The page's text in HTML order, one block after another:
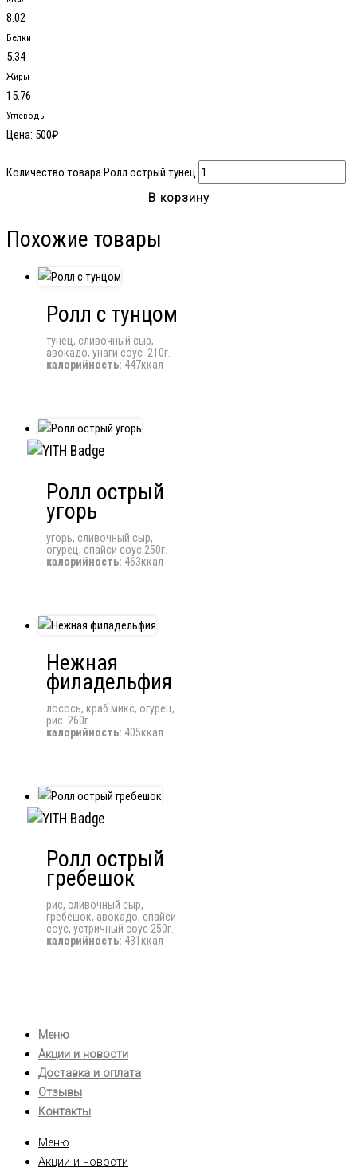
8.02
Белки
5.34
Жиры
15.76
Углеводы
Цена: 500₽
Количество товара Ролл острый тунец
В корзину
Похожие товары
Ролл с тунцом
тунец, сливочный сыр,
авокадо, унаги соус 210г.
калорийность: 447ккал
Ролл острый
угорь
угорь, сливочный сыр,
огурец, спайси соус 250г.
калорийность: 463ккал
Нежная
филадельфия
лосось, краб микс, огурец,
рис 260г.
калорийность: 405ккал
Ролл острый
гребешок
рис, сливочный сыр,
гребешок, авокадо, спайси
соус, устричный соус 250г.
калорийность: 431ккал
Меню
Акции и новости
Доставка и оплата
Отзывы
Контакты
Меню
Акции и новости